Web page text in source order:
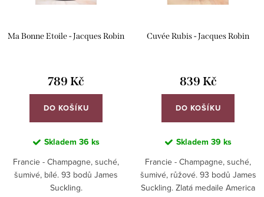
u
o
Ma Bonne Etoile - Jacques Robin
789 Kč
DO KOŠÍKU
Skladem 36 ks
Francie - Champagne, suché,
šumivé, bílé. 93 bodů James
Suckling.
Cuvée Rubis - Jacques Robin
839 Kč
DO KOŠÍKU
Skladem 39 ks
Francie - Champagne, suché,
šumivé, růžové. 93 bodů James
Suckling. Zlatá medaile America